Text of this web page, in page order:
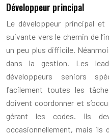
Développeur principal
Le développeur principal et
suivante vers le chemin de
un peu plus difficile.
dans la gestion. Les
développeurs seniors
facilement toutes les
doivent coordonner et
gérant les codes. Ils
occasionnellement, mais ils